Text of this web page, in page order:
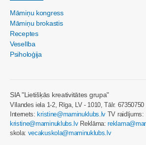
Māmiņu kongress
Māmiņu brokastis
Receptes
Veselība
Psiholoģija
SIA "Lietišķās kreativitātes grupa"
Vīlandes iela 1-2, Rīga, LV - 1010, Tālr. 67350750
Internets:kristine@maminuklubs.lv TV raidījums:
kristine@maminuklubs.lvReklāma:
skola: vecakuskola@maminuklubs.lv